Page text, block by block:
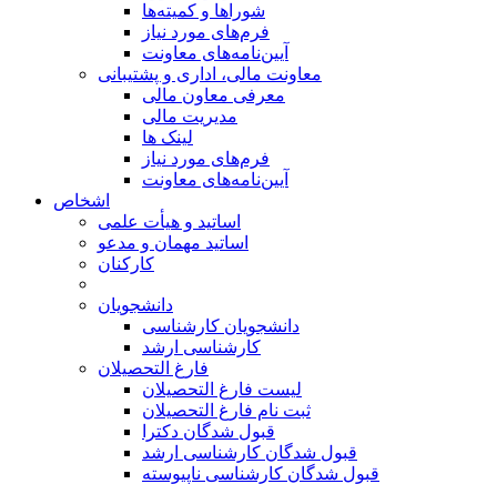
شوراها و کمیته‌ها
فرم‌های مورد نیاز
آیین‌نامه‌های معاونت
معاونت مالی، اداری و پشتیبانی
معرفی معاون مالی
مدیریت مالی
لینک ها
فرم‌های مورد نیاز
آیین‌نامه‌های معاونت
اشخاص
اساتید و هیأت علمی
اساتید مهمان و مدعو
کارکنان
دانشجویان
دانشجویان کارشناسی
کارشناسی ارشد
فارغ التحصیلان
لیست فارغ التحصیلان
ثبت نام فارغ التحصیلان
قبول شدگان دکترا
قبول شدگان کارشناسی ارشد
قبول شدگان کارشناسی ناپیوسته